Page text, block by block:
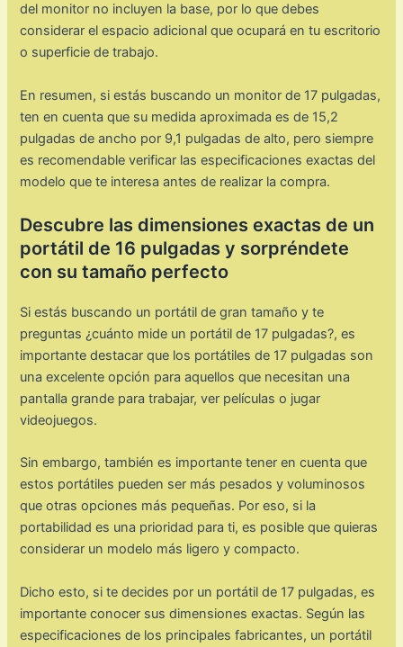
del monitor no incluyen la base, por lo que debes
considerar el espacio adicional que ocupará en tu escritorio
o superficie de trabajo.
En resumen, si estás buscando un monitor de 17 pulgadas,
ten en cuenta que su medida aproximada es de 15,2
pulgadas de ancho por 9,1 pulgadas de alto, pero siempre
es recomendable verificar las especificaciones exactas del
modelo que te interesa antes de realizar la compra.
Descubre las dimensiones exactas de un
portátil de 16 pulgadas y sorpréndete
con su tamaño perfecto
Si estás buscando un portátil de gran tamaño y te
preguntas ¿cuánto mide un portátil de 17 pulgadas?, es
importante destacar que los portátiles de 17 pulgadas son
una excelente opción para aquellos que necesitan una
pantalla grande para trabajar, ver películas o jugar
videojuegos.
Sin embargo, también es importante tener en cuenta que
estos portátiles pueden ser más pesados y voluminosos
que otras opciones más pequeñas. Por eso, si la
portabilidad es una prioridad para ti, es posible que quieras
considerar un modelo más ligero y compacto.
Dicho esto, si te decides por un portátil de 17 pulgadas, es
importante conocer sus dimensiones exactas. Según las
especificaciones de los principales fabricantes, un portátil